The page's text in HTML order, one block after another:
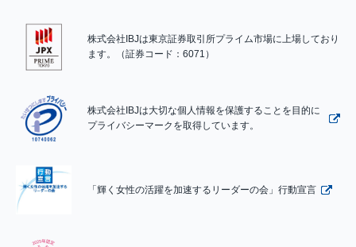
株式会社IBJは東京証券取引所プライム市場に上場しており
ます。（証券コード：6071）
株式会社IBJは大切な個人情報を保護することを目的に
プライバシーマークを取得しています。
「輝く女性の活躍を加速するリーダーの会」行動宣言